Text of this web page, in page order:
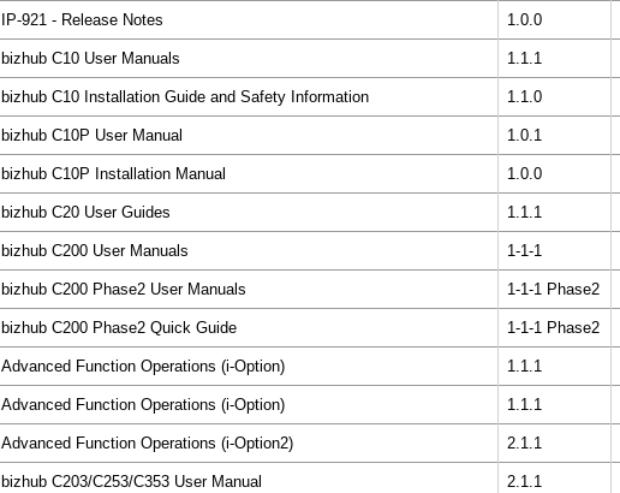
IP-921 - Release Notes 1.0.0
bizhub C10 User Manuals 1.1.1
bizhub C10 Installation Guide and Safety Information 1.1.0
bizhub C10P User Manual 1.0.1
bizhub C10P Installation Manual 1.0.0
bizhub C20 User Guides 1.1.1
bizhub C200 User Manuals 1-1-1
bizhub C200 Phase2 User Manuals 1-1-1 Phase2
bizhub C200 Phase2 Quick Guide 1-1-1 Phase2
Advanced Function Operations (i-Option) 1.1.1
Advanced Function Operations (i-Option) 1.1.1
Advanced Function Operations (i-Option2) 2.1.1
bizhub C203/C253/C353 User Manual 2.1.1